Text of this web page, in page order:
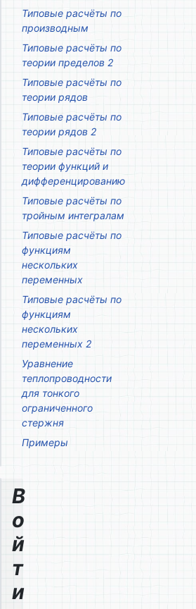
Типовые расчёты по
производным
Типовые расчёты по
теории пределов 2
Типовые расчёты по
теории рядов
Типовые расчёты по
теории рядов 2
Типовые расчёты по
теории функций и
дифференцированию
Типовые расчёты по
тройным интегралам
Типовые расчёты по
функциям
нескольких
переменных
Типовые расчёты по
функциям
нескольких
переменных 2
Уравнение
теплопроводности
для тонкого
ограниченного
стержня
Примеры
В
о
й
т
и